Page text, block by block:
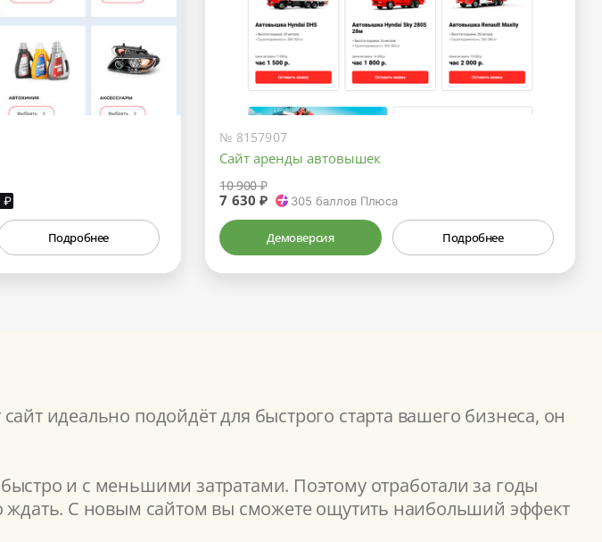
₽
Подробнее
№ 8157907
Сайт аренды автовышек
10 900 ₽
7 630 ₽ 305 баллов Плюса
Демоверсия Подробнее
идеально подойдёт для быстрого старта вашего бизнеса, он
и с меньшими затратами. Поэтому отработали за годы
С новым сайтом вы сможете ощутить наибольший эффект